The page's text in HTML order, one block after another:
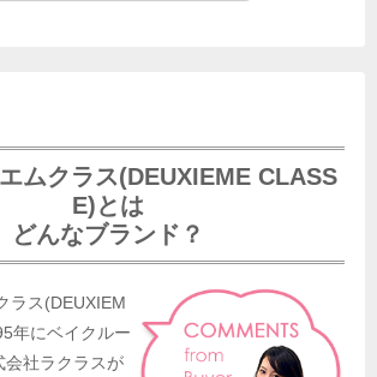
ムクラス(DEUXIEME CLASS
E)とは
どんなブランド？
ラス(DEUXIEM
年にベイクルー
会社ラクラスが